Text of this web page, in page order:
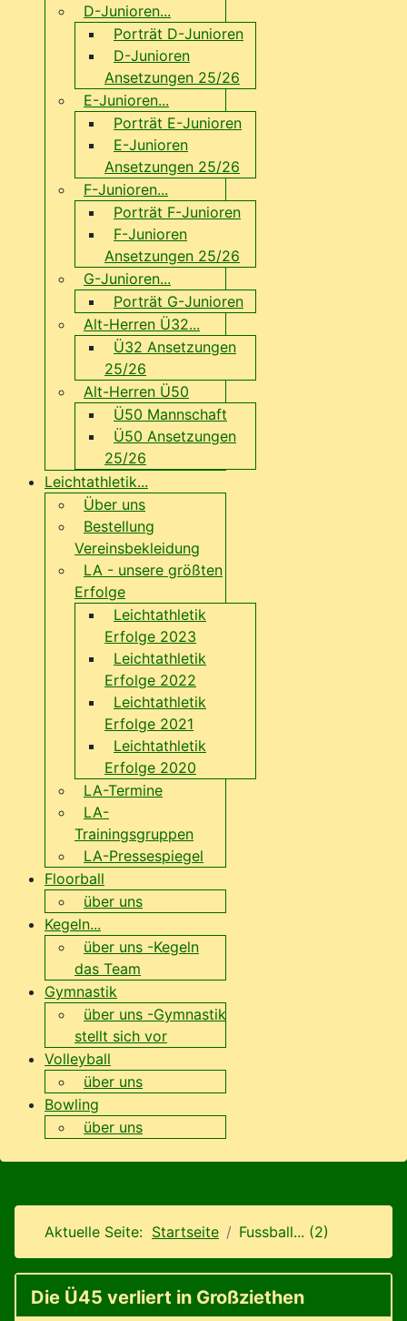
D-Junioren...
Porträt D-Junioren
D-Junioren
Ansetzungen 25/26
E-Junioren...
Porträt E-Junioren
E-Junioren
Ansetzungen 25/26
F-Junioren...
Porträt F-Junioren
F-Junioren
Ansetzungen 25/26
G-Junioren...
Porträt G-Junioren
Alt-Herren Ü32...
Ü32 Ansetzungen
25/26
Alt-Herren Ü50
Ü50 Mannschaft
Ü50 Ansetzungen
25/26
Leichtathletik...
Über uns
Bestellung
Vereinsbekleidung
LA - unsere größten
Erfolge
Leichtathletik
Erfolge 2023
Leichtathletik
Erfolge 2022
Leichtathletik
Erfolge 2021
Leichtathletik
Erfolge 2020
LA-Termine
LA-
Trainingsgruppen
LA-Pressespiegel
Floorball
über uns
Kegeln...
über uns -Kegeln
das Team
Gymnastik
über uns -Gymnastik
stellt sich vor
Volleyball
über uns
Bowling
über uns
Aktuelle Seite: Startseite Fussball... (2)
Die Ü45 verliert in Großziethen